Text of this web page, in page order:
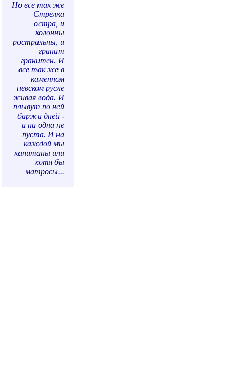
Но все так же
Стрелка
остра, и
колонны
ростральны, и
гранит
гранитен. И
все так же в
каменном
невском русле
живая вода. И
плывут по ней
баржи дней -
и ни одна не
пуста. И на
каждой мы
капитаны или
хотя бы
матросы...